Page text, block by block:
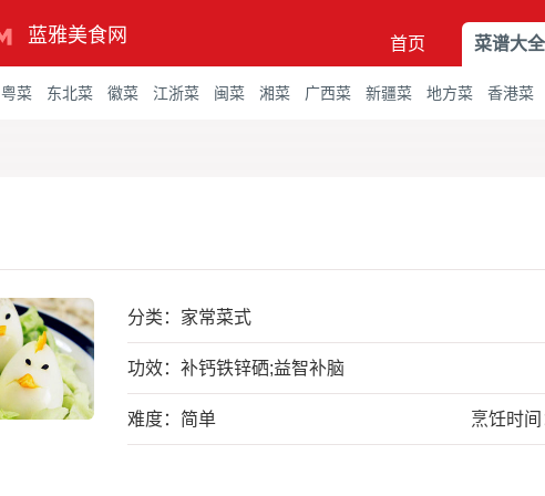
蓝雅美食网 首页 菜谱大全
粤菜 东北菜 徽菜 江浙菜 闽菜 湘菜 广西菜 新疆菜 地方菜 香港菜
分类： 家常菜式
功效：补钙铁锌硒;益智补脑
难度：简单 烹饪时